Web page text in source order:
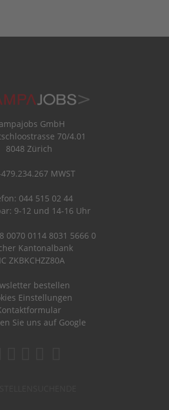
GmbH
70/4.01
8048 Zürich
479.234.267 MWST
044 515 02 44
9-12 und 14-16 Uhr
0070 0114 8031 5666 0
Kantonalbank
ZKBKCHZZ80A
bestellen
Einstellungen
Sie uns auf Google